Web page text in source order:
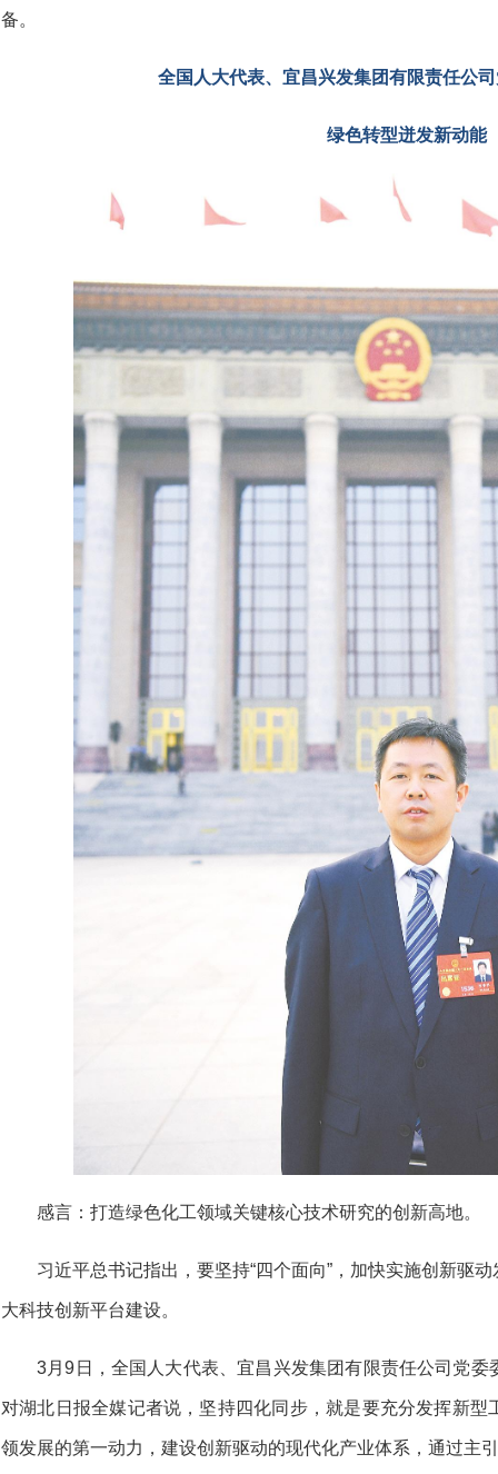
备。
全国人大代表、宜昌兴发集团有限责任公
绿色转型迸发新动能
感言：打造绿色化工领域关键核心技术研究的创新高地。
习近平总书记指出，要坚持“四个面向”，加快实施创新驱
大科技创新平台建设。
3月9日，全国人大代表、宜昌兴发集团有限责任公司党
对湖北日报全媒记者说，坚持四化同步，就是要充分发挥新
领发展的第一动力，建设创新驱动的现代化产业体系，通过主